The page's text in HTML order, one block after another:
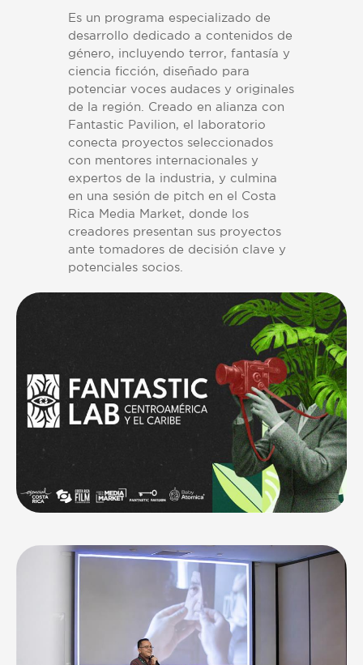
Es un programa especializado de
desarrollo dedicado a contenidos de
género, incluyendo terror, fantasía y
ciencia ficción, diseñado para
potenciar voces audaces y originales
de la región. Creado en alianza con
Fantastic Pavilion, el laboratorio
conecta proyectos seleccionados
con mentores internacionales y
expertos de la industria, y culmina
en una sesión de pitch en el Costa
Rica Media Market, donde los
creadores presentan sus proyectos
ante tomadores de decisión clave y
potenciales socios.